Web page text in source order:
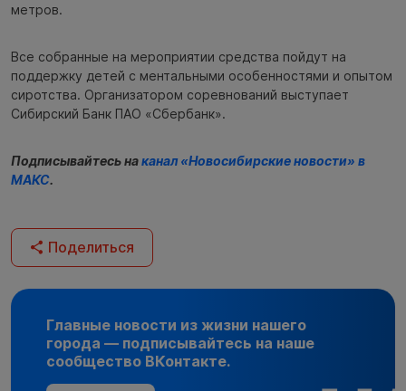
метров.
Все собранные на мероприятии средства пойдут на
поддержку детей с ментальными особенностями и опытом
сиротства. Организатором соревнований выступает
Сибирский Банк ПАО «Сбербанк».
Подписывайтесь наканал «Новосибирские новости» в
МАКС.
Поделиться
Главные новости из жизни нашего
города — подписывайтесь на наше
сообщество ВКонтакте.